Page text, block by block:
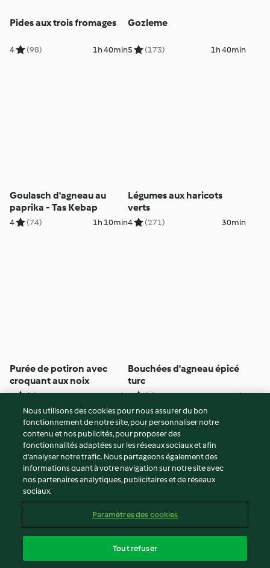
Pides aux trois fromages
4 (98) 1h 40min
Gozleme
5 (173) 1h 40min
Goulasch d'agneau au
paprika - Tas Kebap
4 (74) 1h 10min
Légumes aux haricots
verts
4 (271) 30min
Purée de potiron avec
croquant aux noix
4 (9) 1h 30min
Bouchées d'agneau épicé
turc
4 (9) 1h 30min
© Copyright 2026
Conditions d'utilisation
Politique de confidentialité
Non-responsabilité
Mentions légales
Contenu du rapport
Déclaration d'accessibilité
Nous utilisons des cookies pour nous assurer du bon
fonctionnement de notre site, pour personnaliser notre
contenu et nos publicités, pour proposer des
fonctionnalités adaptées sur les réseaux sociaux et afin
d’analyser notre trafic. Nous partageons également des
informations quant à votre navigation sur notre site avec
nos partenaires analytiques, publicitaires et de réseaux
sociaux.
Paramètres des cookies
Tout refuser